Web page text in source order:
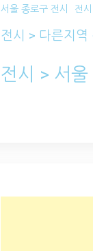
서울 종로구 전시 전
전시 > 다른지역
전시 > 서울